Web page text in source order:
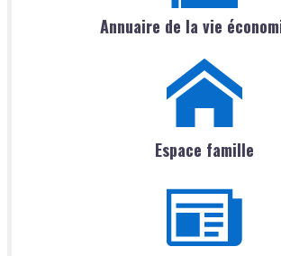
Annuaire de la vie
Espace famille